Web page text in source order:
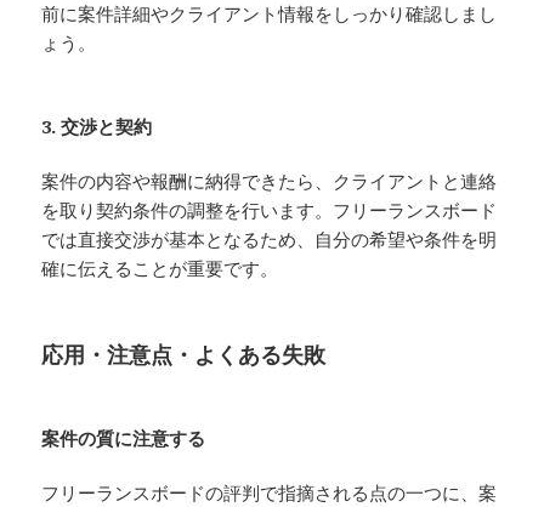
前に案件詳細やクライアント情報をしっかり確認しまし
ょう。
3. 交渉と契約
案件の内容や報酬に納得できたら、クライアントと連絡
を取り契約条件の調整を行います。フリーランスボード
では直接交渉が基本となるため、自分の希望や条件を明
確に伝えることが重要です。
応用・注意点・よくある失敗
案件の質に注意する
フリーランスボードの評判で指摘される点の一つに、案